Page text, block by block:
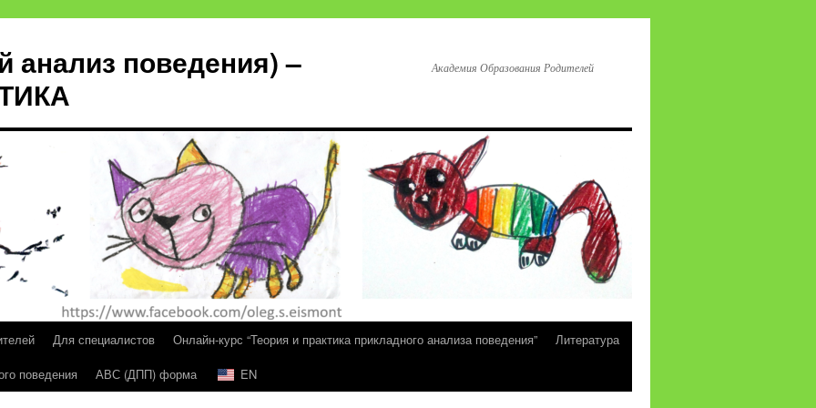
анализ поведения) –
Академия Образования Родителей
Для специалистов Онлайн-курс “Теория и практика прикладного анализа поведения”
Литература
поведения АВС (ДПП) форма EN